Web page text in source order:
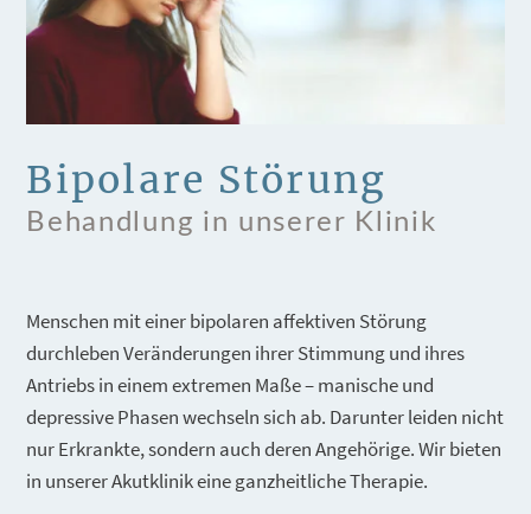
Bipolare Störung
Behandlung in unserer Klinik
Menschen mit einer bipolaren affektiven Störung
durchleben Veränderungen ihrer Stimmung und ihres
Antriebs in einem extremen Maße – manische und
depressive Phasen wechseln sich ab. Darunter leiden nicht
nur Erkrankte, sondern auch deren Angehörige. Wir bieten
in unserer Akutklinik eine ganzheitliche Therapie.